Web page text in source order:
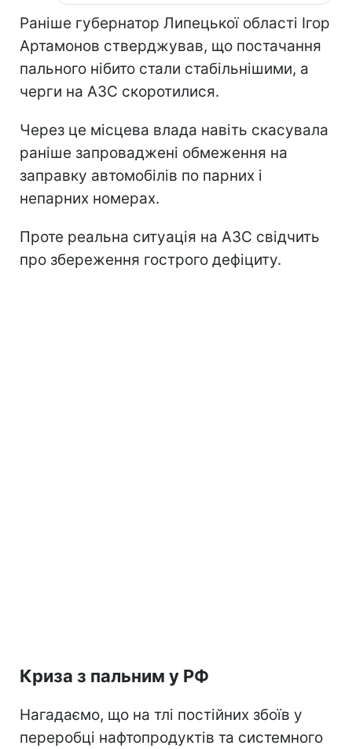
Раніше губернатор Липецької області Ігор
Артамонов стверджував, що постачання
пального нібито стали стабільнішими, а
черги на АЗС скоротилися.
Через це місцева влада навіть скасувала
раніше запроваджені обмеження на
заправку автомобілів по парних і
непарних номерах.
Проте реальна ситуація на АЗС свідчить
про збереження гострого дефіциту.
Криза з пальним у РФ
Нагадаємо, що на тлі постійних збоїв у
переробці нафтопродуктів та системного